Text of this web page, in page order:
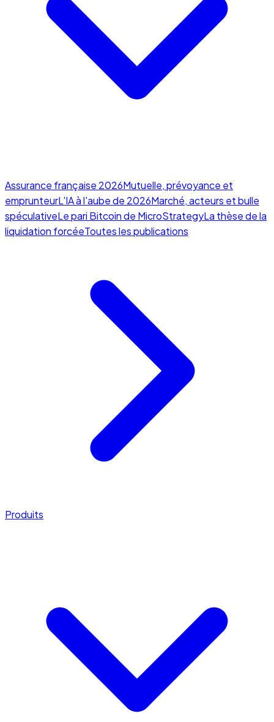
Assurance française 2026Mutuelle, prévoyance et
emprunteurL'IA à l'aube de 2026Marché, acteurs et bulle
spéculativeLe pari Bitcoin de MicroStrategyLa thèse de la
liquidation forcéeToutes les publications
Produits